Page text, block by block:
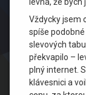
Vždycky jsem
spíše
slevových
překvapilo –
plný internet.
klávesnici a